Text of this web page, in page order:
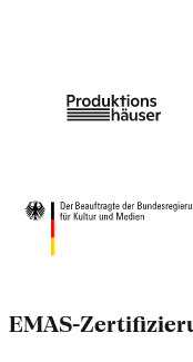
EMAS-